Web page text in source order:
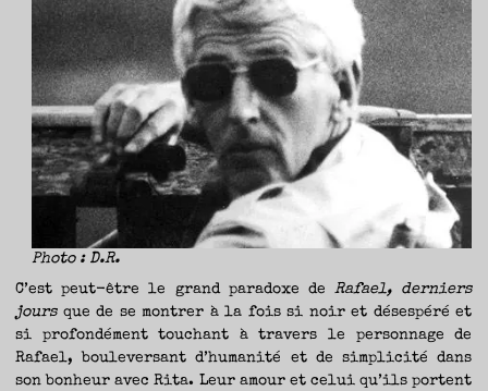
Photo : D.R.
C’est peut-être le grand paradoxe deRafael, derniers
joursque de se montrer à la fois si noir et désespéré et
si profondément touchant à travers le personnage de
Rafael, bouleversant d’humanité et de simplicité dans
son bonheur avec Rita. Leur amour et celui qu’ils portent